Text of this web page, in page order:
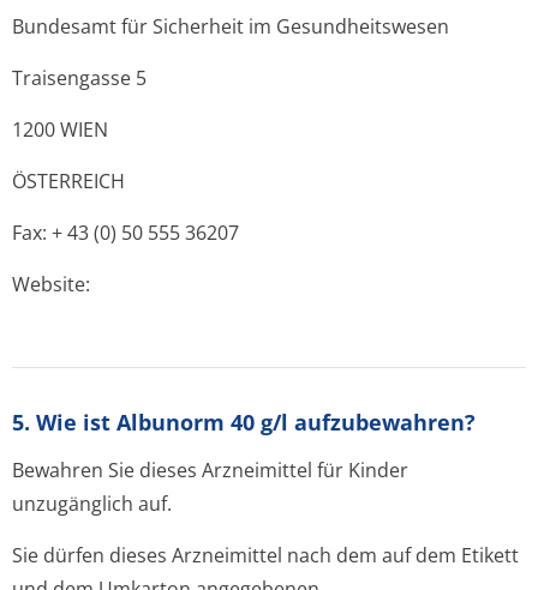
Bundesamt für Sicherheit im Gesundheitswesen
Traisengasse 5
1200 WIEN
ÖSTERREICH
Fax: + 43 (0) 50 555 36207
Website:
5. Wie ist Albunorm 40 g/l aufzubewahren?
Bewahren Sie dieses Arzneimittel für Kinder
unzugänglich auf.
Sie dürfen dieses Arzneimittel nach dem auf dem Etikett